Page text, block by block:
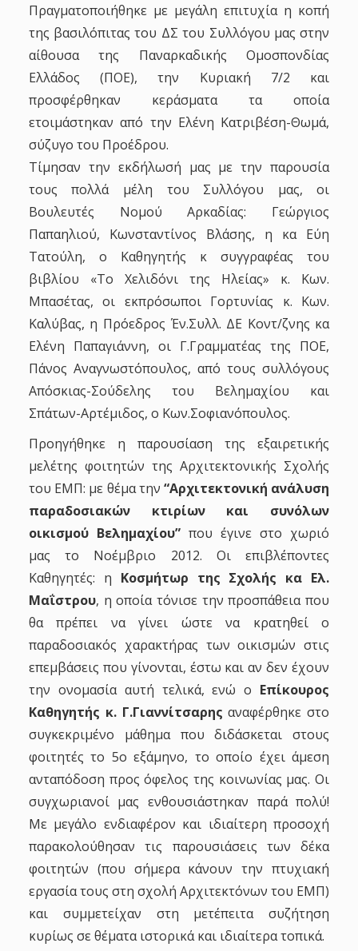
Πραγματοποιήθηκε με μεγάλη επιτυχία η κοπή
της βασιλόπιτας του ΔΣ του Συλλόγου μας στην
αίθουσα της Παναρκαδικής Ομοσπονδίας
Ελλάδος (ΠΟΕ), την Κυριακή 7/2 και
προσφέρθηκαν κεράσματα τα οποία
ετοιμάστηκαν από την Ελένη Κατριβέση-Θωμά,
σύζυγο του Προέδρου.
Τίμησαν την εκδήλωσή μας με την παρουσία
τους πολλά μέλη του Συλλόγου μας, οι
Βουλευτές Νομού Αρκαδίας: Γεώργιος
Παπαηλιού, Κωνσταντίνος Βλάσης, η κα Εύη
Τατούλη, ο Καθηγητής κ συγγραφέας του
βιβλίου «Το Χελιδόνι της Ηλείας» κ. Κων.
Μπασέτας, οι εκπρόσωποι Γορτυνίας κ. Κων.
Καλύβας, η Πρόεδρος Έν.Συλλ. ΔΕ Κοντ/ζνης κα
Ελένη Παπαγιάννη, οι Γ.Γραμματέας της ΠΟΕ,
Πάνος Αναγνωστόπουλος, από τους συλλόγους
Απόσκιας-Σούδελης του Βελημαχίου και
Σπάτων-Αρτέμιδος, ο Κων.Σοφιανόπουλος.
Προηγήθηκε η παρουσίαση της εξαιρετικής
μελέτης φοιτητών της Αρχιτεκτονικής Σχολής
του ΕΜΠ: με θέμα την “Αρχιτεκτονική ανάλυση
παραδοσιακών κτιρίων και συνόλων
οικισμού Βελημαχίου”που έγινε στο χωριό
μας το Νοέμβριο 2012. Οι επιβλέποντες
Καθηγητές: η Κοσμήτωρ της Σχολής κα Ελ.
Μαΐστρου, η οποία τόνισε την προσπάθεια που
θα πρέπει να γίνει ώστε να κρατηθεί ο
παραδοσιακός χαρακτήρας των οικισμών στις
επεμβάσεις που γίνονται, έστω και αν δεν έχουν
την ονομασία αυτή τελικά, ενώ ο Επίκουρος
Καθηγητής κ. Γ.Γιαννίτσαρης αναφέρθηκε στο
συγκεκριμένο μάθημα που διδάσκεται στους
φοιτητές το 5ο εξάμηνο, το οποίο έχει άμεση
ανταπόδοση προς όφελος της κοινωνίας μας. Οι
συγχωριανοί μας ενθουσιάστηκαν παρά πολύ!
Με μεγάλο ενδιαφέρον και ιδιαίτερη προσοχή
παρακολούθησαν τις παρουσιάσεις των δέκα
φοιτητών (που σήμερα κάνουν την πτυχιακή
εργασία τους στη σχολή Αρχιτεκτόνων του ΕΜΠ)
και συμμετείχαν στη μετέπειτα συζήτηση
κυρίως σε θέματα ιστορικά και ιδιαίτερα τοπικά.